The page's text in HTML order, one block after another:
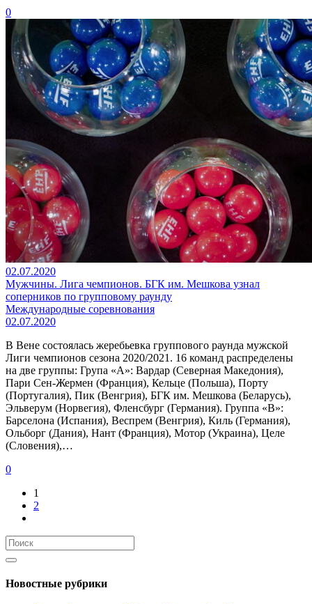
0
02.07.2020
Мужчины. Лига чемпионов. БГК им. Мешкова узнал
соперников по групповому раунду
Международные соревнования
02.07.2020
В Вене состоялась жеребьевка группового раунда мужской
Лиги чемпионов сезона 2020/2021. 16 команд распределены
на две группы: Група «А»: Вардар (Северная Македония),
Пари Сен-Жермен (Франция), Кельце (Польша), Порту
(Португалия), Пик (Венгрия), БГК им. Мешкова (Беларусь),
Эльверум (Норвегия), Фленсбург (Германия). Группа «В»:
Барселона (Испания), Веспрем (Венгрия), Киль (Германия),
Ольборг (Дания), Нант (Франция), Мотор (Украина), Целе
(Словения),…
0
1
2
Новостные рубрики